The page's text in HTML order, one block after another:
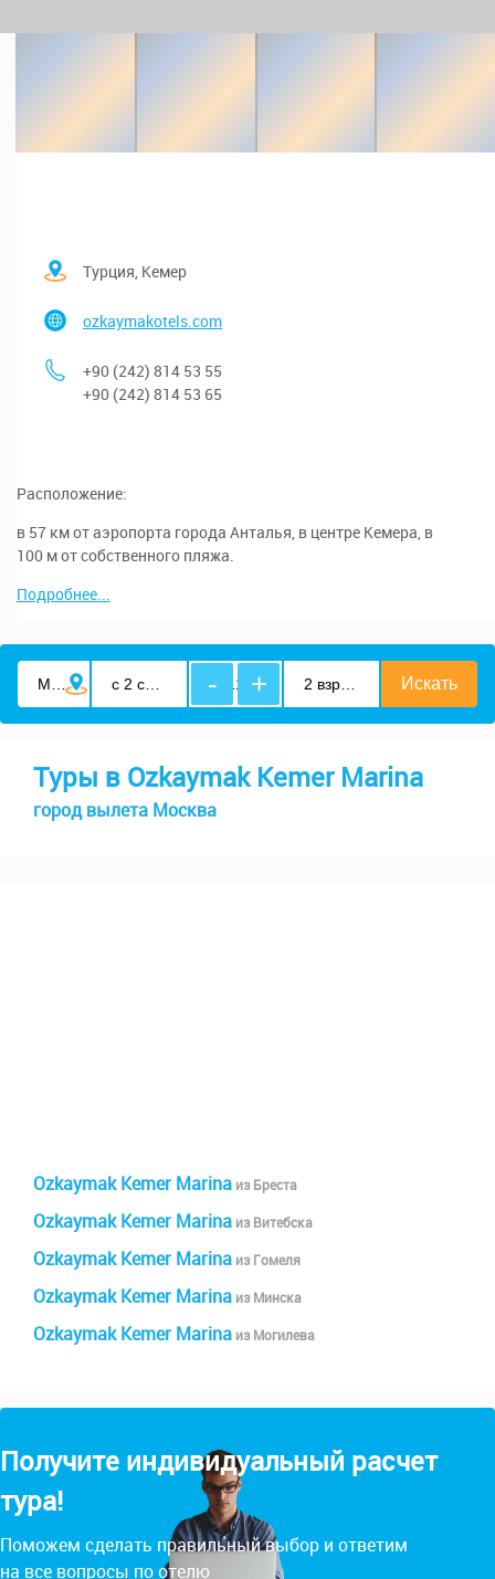
Турция, Кемер
ozkaymakotels.com
+90 (242) 814 53 55
+90 (242) 814 53 65
Расположение:
в 57 км от аэропорта города Анталья, в центре Кемера, в
100 м от собственного пляжа.
Подробнее...
- +
Туры в Ozkaymak Kemer Marina
город вылета Москва
Ozkaymak Kemer Marina из Бреста
Ozkaymak Kemer Marina из Витебска
Ozkaymak Kemer Marina из Гомеля
Ozkaymak Kemer Marina из Минска
Ozkaymak Kemer Marina из Могилева
Получите индивидуальный расчет
тура!
Поможем сделать правильный выбор и ответим
на все вопросы по отелю